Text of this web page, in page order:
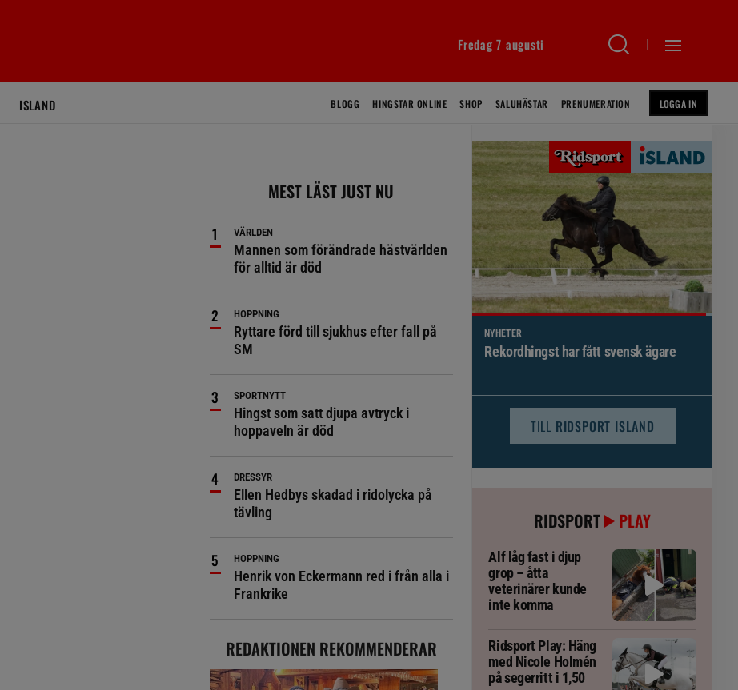
Fredag 7 augusti
ISLAND BLOGG HINGSTAR ONLINE SHOP SALUHÄSTAR PRENUMERATION LOGGA IN
MEST LÄST JUST NU
VÄRLDEN
Mannen som förändrade hästvärlden
för alltid är död
HOPPNING
Ryttare förd till sjukhus efter fall på
SM
SPORTNYTT
Hingst som satt djupa avtryck i
hoppaveln är död
DRESSYR
Ellen Hedbys skadad i ridolycka på
tävling
HOPPNING
Henrik von Eckermann red i från alla i
Frankrike
REDAKTIONEN REKOMMENDERAR
NYHETER
Brett politiskt stöd för förändringar i
TILL RIDSPORT ISLAND
RIDSPORT PLAY
Alf låg fast i djup
grop – åtta
veterinärer kunde
inte komma
Ridsport Play: Häng
med Nicole Holmén
på segerritt i 1,50